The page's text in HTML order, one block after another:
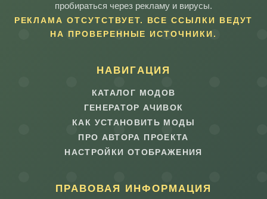
пробираться через рекламу и вирусы.
РЕКЛАМА ОТСУТСТВУЕТ. ВСЕ ССЫЛКИ ВЕДУТ
НА ПРОВЕРЕННЫЕ ИСТОЧНИКИ.
НАВИГАЦИЯ
КАТАЛОГ МОДОВ
ГЕНЕРАТОР АЧИВОК
КАК УСТАНОВИТЬ МОДЫ
ПРО АВТОРА ПРОЕКТА
НАСТРОЙКИ ОТОБРАЖЕНИЯ
ПРАВОВАЯ ИНФОРМАЦИЯ